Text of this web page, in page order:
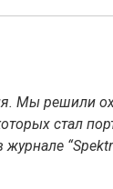
Мы решили
стал
журнале